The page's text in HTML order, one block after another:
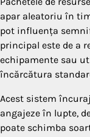
apar aleatoriu în
pot influența
principal este de a
echipamente sau
încărcătura
Acest sistem
angajeze în lupte,
poate schimba